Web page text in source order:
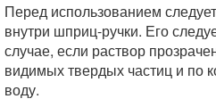
Перед использованием
внутри шприц-ручки. Его
случае, если раствор
видимых твердых частиц и по
воду.